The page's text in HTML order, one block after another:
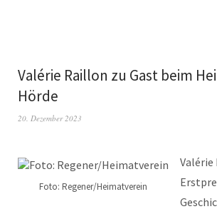
Valérie Raillon zu Gast beim
Hörde
20. Dezember 2023
Foto: Regener/Heimatverein
Valérie